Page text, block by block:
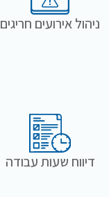
ניהול אירועים חריגים
דיווח שעות עבודה